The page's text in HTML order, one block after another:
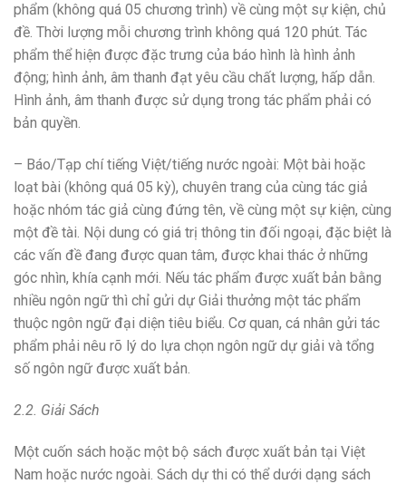
phẩm (không quá 05 chương trình) về cùng một sự kiện, chủ
đề. Thời lượng mỗi chương trình không quá 120 phút. Tác
phẩm thể hiện được đặc trưng của báo hình là hình ảnh
động; hình ảnh, âm thanh đạt yêu cầu chất lượng, hấp dẫn.
Hình ảnh, âm thanh được sử dụng trong tác phẩm phải có
bản quyền.
– Báo/Tạp chí tiếng Việt/tiếng nước ngoài: Một bài hoặc
loạt bài (không quá 05 kỳ), chuyên trang của cùng tác giả
hoặc nhóm tác giả cùng đứng tên, về cùng một sự kiện, cùng
một đề tài. Nội dung có giá trị thông tin đối ngoại, đặc biệt là
các vấn đề đang được quan tâm, được khai thác ở những
góc nhìn, khía cạnh mới. Nếu tác phẩm được xuất bản bằng
nhiều ngôn ngữ thì chỉ gửi dự Giải thưởng một tác phẩm
thuộc ngôn ngữ đại diện tiêu biểu. Cơ quan, cá nhân gửi tác
phẩm phải nêu rõ lý do lựa chọn ngôn ngữ dự giải và tổng
số ngôn ngữ được xuất bản.
2.2. Giải Sách
Một cuốn sách hoặc một bộ sách được xuất bản tại Việt
Nam hoặc nước ngoài. Sách dự thi có thể dưới dạng sách